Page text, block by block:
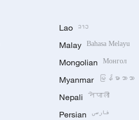
Lao ລາວ
Malay Bahasa Melayu
Mongolian Монгол
Myanmar မြန်မာဘာသာ
Nepali नेपाली
Persian فارسی